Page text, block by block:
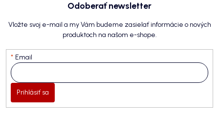
Odoberať newsletter
Vložte svoj e-mail a my Vám budeme zasielať informácie o nových
produktoch na našom e-shope.
Email
Prihlásiť sa